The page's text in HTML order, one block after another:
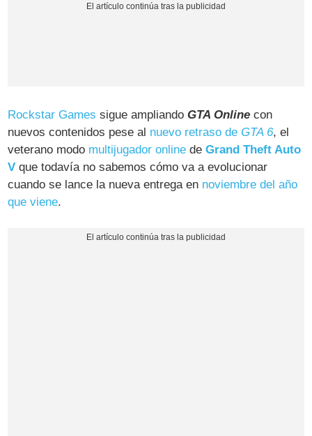
Rockstar Games sigue ampliandoGTA Online con
nuevos contenidos pese al nuevo retraso deGTA 6, el
veterano modo multijugador online deGrand Theft Auto
V que todavía no sabemos cómo va a evolucionar
cuando se lance la nueva entrega en noviembre del año
que viene.